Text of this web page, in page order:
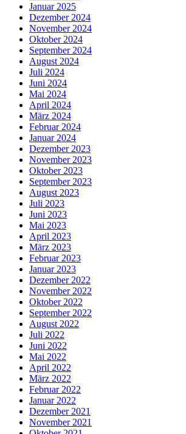
Januar 2025
Dezember 2024
November 2024
Oktober 2024
September 2024
August 2024
Juli 2024
Juni 2024
Mai 2024
April 2024
März 2024
Februar 2024
Januar 2024
Dezember 2023
November 2023
Oktober 2023
September 2023
August 2023
Juli 2023
Juni 2023
Mai 2023
April 2023
März 2023
Februar 2023
Januar 2023
Dezember 2022
November 2022
Oktober 2022
September 2022
August 2022
Juli 2022
Juni 2022
Mai 2022
April 2022
März 2022
Februar 2022
Januar 2022
Dezember 2021
November 2021